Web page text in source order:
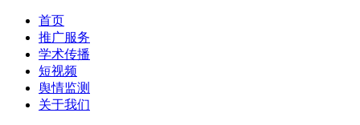
首页
推广服务
学术传播
短视频
舆情监测
关于我们